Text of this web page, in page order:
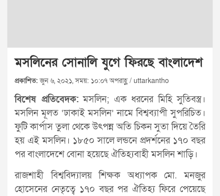
মসলিনের সোনালি যুগে ফিরছে বাংলাদেশ
প্রকাশিত:জুন ৬, ২০২১, সময়: ১০:০৭ অপরাহ্ণ / uttarkantho
বিশেষ প্রতিবেদক:মসলিন; এক ধরনের মিহি সুতিবস্ত্র।
মসলিন মূলত ‘ঢাকাই মসলিন’ নামে বিশ্বব্যাপী সুপরিচিত।
ফুটি কার্পাস তুলা থেকে উৎপন্ন অতি চিকন সুতা দিয়ে তৈরি
হয় এই মসলিন। ১৮৫০ সালে লন্ডনে প্রদর্শনের ১৭০ বছর
পর বাংলাদেশে বোনা হয়েছে ঐতিহ্যবাহী মসলিন শাড়ি।
রাজশাহী বিশ্ববিদ্যালয় শিক্ষক অধ্যাপক মো. মনজুর
হোসেনের নেতৃত্বে ১৭০ বছর পর ঐতিহ্য ফিরে পেয়েছে